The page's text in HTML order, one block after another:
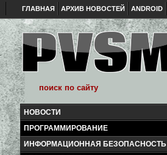
ГЛАВНАЯ АРХИВ НОВОСТЕЙ ANDROID
НОВОСТИ
ПРОГРАММИРОВАНИЕ
ИНФОРМАЦИОННАЯ БЕЗОПАСНОСТЬ